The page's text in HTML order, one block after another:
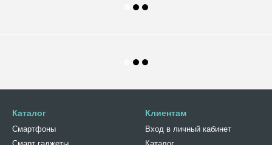
Каталог
Смартфоны
Клиентам
Вход в личный кабинет